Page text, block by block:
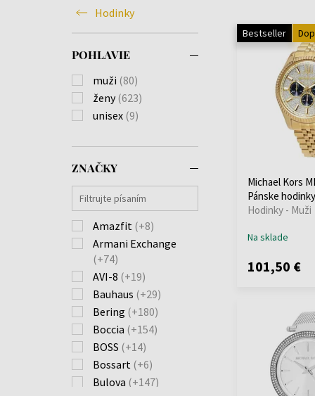
Hodinky
POHLAVIE
muži (80)
ženy(623)
unisex (9)
ZNAČKY
Amazfit (+8)
Armani Exchange
(+74)
AVI-8 (+19)
Bauhaus (+29)
Bering (+180)
Boccia (+154)
BOSS (+14)
Bossart (+6)
Bulova (+147)
Bestseller
Michael Kors
Pánske hodinky
Hodinky - Muži
Na sklade
101,50 €